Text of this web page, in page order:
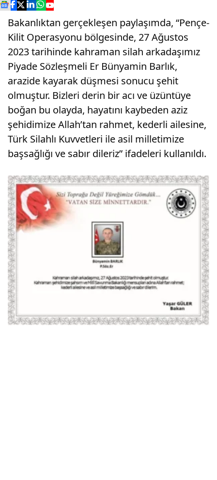
Bakanlıktan gerçekleşen paylaşımda, “Pençe-
Kilit Operasyonu bölgesinde, 27 Ağustos
2023 tarihinde kahraman silah arkadaşımız
Piyade Sözleşmeli Er Bünyamin Barlık,
arazide kayarak düşmesi sonucu şehit
olmuştur. Bizleri derin bir acı ve üzüntüye
boğan bu olayda, hayatını kaybeden aziz
şehidimize Allah’tan rahmet, kederli ailesine,
Türk Silahlı Kuvvetleri ile asil milletimize
başsağlığı ve sabır dileriz” ifadeleri kullanıldı.